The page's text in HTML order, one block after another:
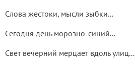
Слова жестоки, мысли зыбки...
Сегодня день морозно-синий...
Свет вечерний мерцает вдоль улиц...